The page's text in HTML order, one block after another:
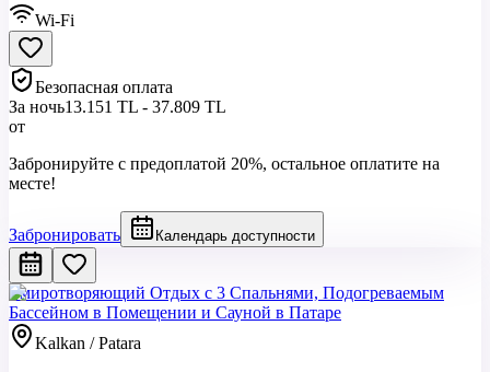
Wi-Fi
Безопасная оплата
За ночь13.151 TL - 37.809 TL
от
Забронируйте с предоплатой 20%, остальное оплатите на
месте!
Забронировать Календарь доступности
Умиротворяющий Отдых с 3 Спальнями, Подогреваемым
Бассейном в Помещении и Сауной в Патаре
Kalkan / Patara